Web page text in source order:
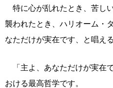
特に心が乱れたとき、苦し
襲われたとき、ハリオーム
なただけが実在です、と唱え
「主よ、あなただけが実在
おける最高哲学です。